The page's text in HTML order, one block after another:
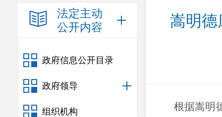
法定主动
公开内容
政府信息公开目录
政府领导
组织机构
嵩明
根据嵩明